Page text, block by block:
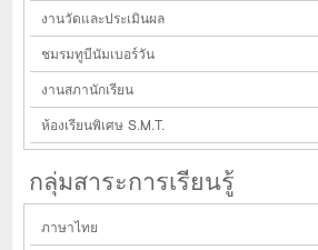
งานวัดและประเมินผล
ชมรมทูบีนัมเบอร์วัน
งานสภานักเรียน
ห้องเรียนพิเศษ S.M.T.
กลุ่มสาระการเรียนรู้
ภาษาไทย